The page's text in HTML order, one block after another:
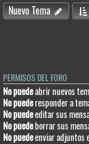
Nuevo Tema
PERMISOS DEL FORO
No puedeabrir nuevos
No puederesponder a
No puedeeditar sus
No puedeborrar sus
No puedeenviar adjuntos